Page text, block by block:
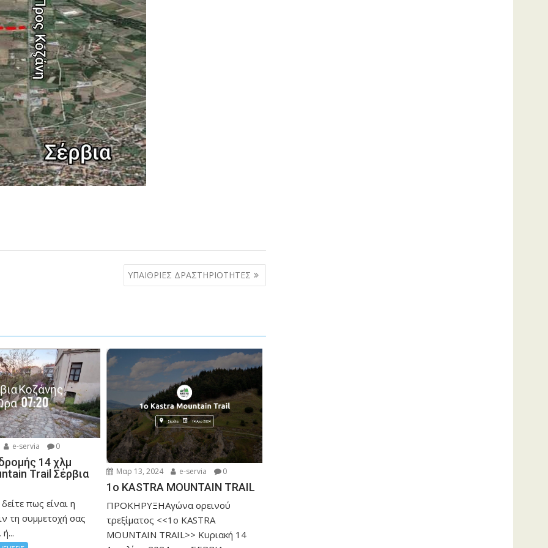
ΥΠΑΙΘΡΙΕΣ ΔΡΑΣΤΗΡΙΟΤΗΤΕΣ
e-servia 0
14 χλμ
Trail Σέρβια
πως είναι η
τη συμμετοχή σας
Μαρ 13, 2024 e-servia 0
1o KASTRA MOUNTAIN TRAIL
ΠΡΟΚΗΡΥΞΗΑγώνα ορεινού
τρεξίματος <<1o KASTRA
MOUNTAIN TRAIL>> Κυριακή 14